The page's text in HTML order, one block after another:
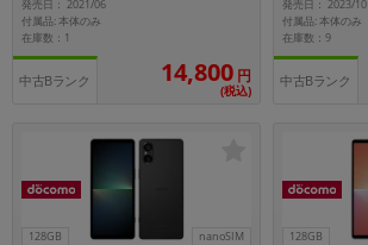
発売日： 2021/06
付属品: 本体のみ
在庫数：1
中古Bランク 14,800 円
(税込)
発売日： 2023/10
付属品: 本体のみ
在庫数：9
中古Bランク
128GB nanoSIM 128GB